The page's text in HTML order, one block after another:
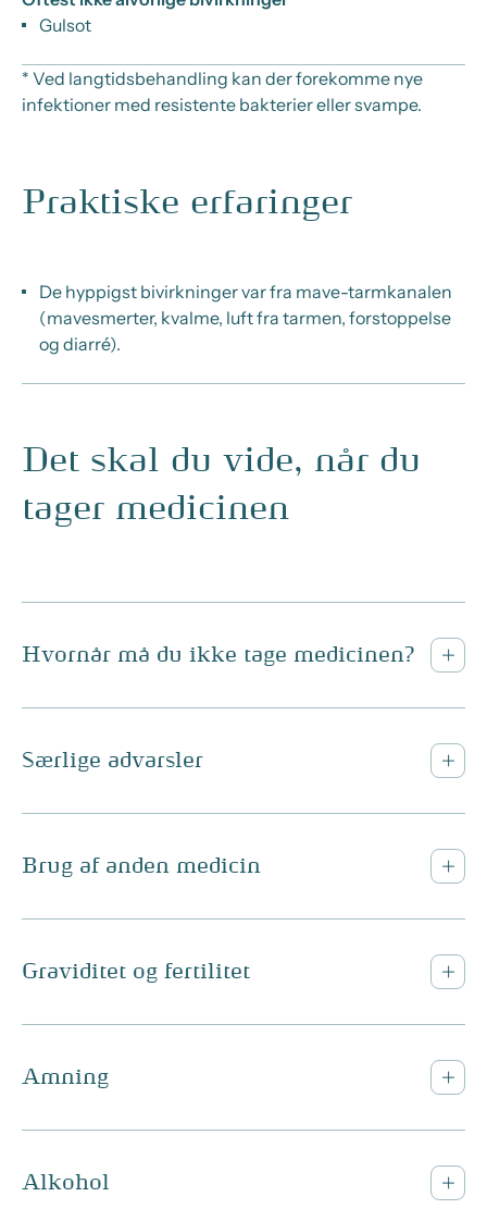
Gulsot
* Ved langtidsbehandling kan der forekomme nye
infektioner med resistente bakterier eller svampe.
Praktiske erfaringer
De hyppigst bivirkninger var fra mave-tarmkanalen
(mavesmerter, kvalme, luft fra tarmen, forstoppelse
og diarré).
Det skal du vide, når du
tager medicinen
Hvornår må du ikke tage medicinen?
Særlige advarsler
Brug af anden medicin
Graviditet og fertilitet
Amning
Alkohol